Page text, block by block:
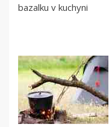
bazalku v kuchyni